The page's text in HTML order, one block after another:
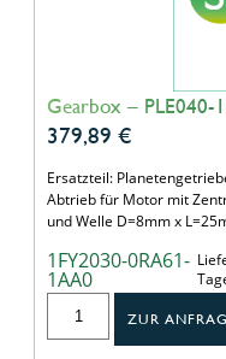
Gearbox – PLE040-
379,89 €
Ersatzteil:
Abtrieb für Motor mit
und Welle D=8mm x
1FY2030-0RA61-
1AA0
ZUR